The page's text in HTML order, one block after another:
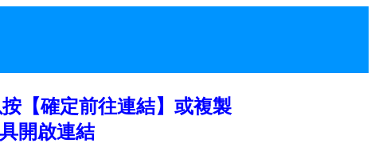
【確定前往連結】或複製
開啟連結